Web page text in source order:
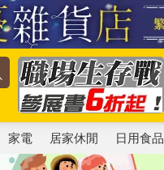
家電 居家休閒 日用食品